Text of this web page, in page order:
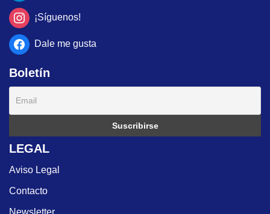
¡Síguenos!
Dale me gusta
Boletín
LEGAL
Aviso Legal
Contacto
Newsletter